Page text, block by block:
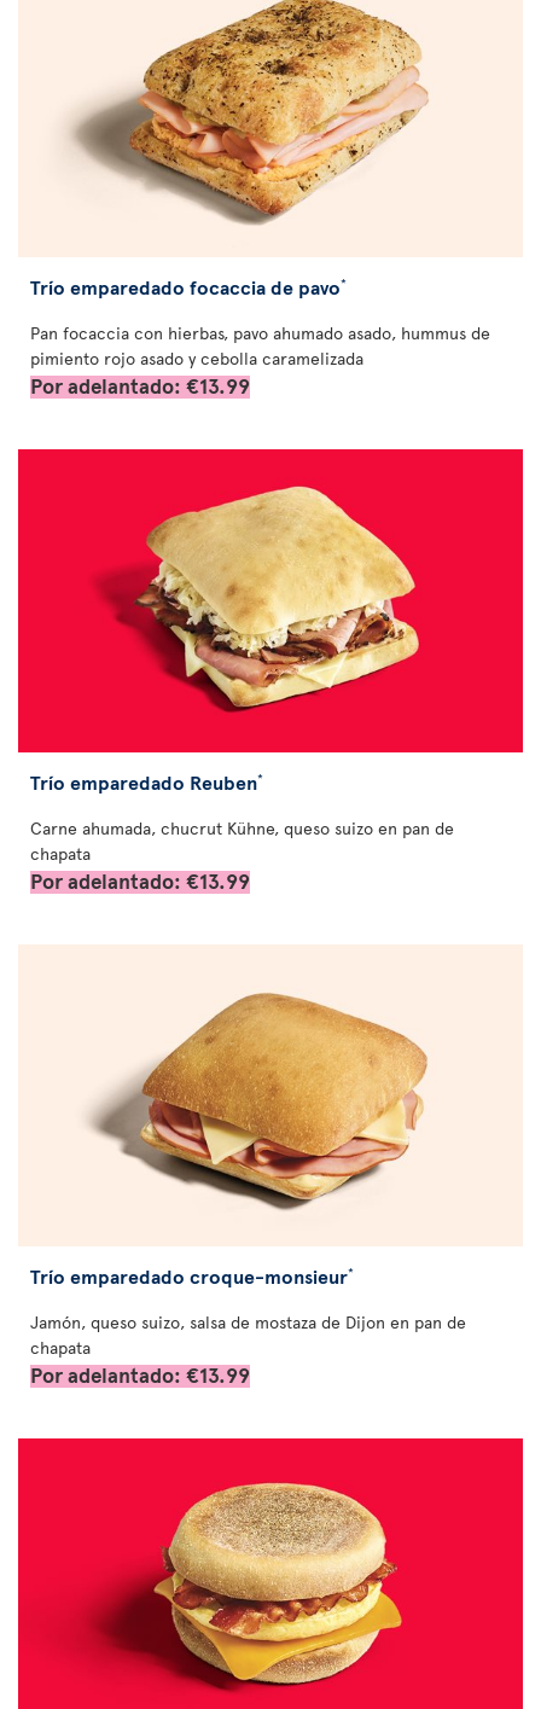
Trío emparedado focaccia de pavo*
Pan focaccia con hierbas, pavo ahumado asado, hummus de
pimiento rojo asado y cebolla caramelizada
Por adelantado: €13.99
Trío emparedado Reuben*
Carne ahumada, chucrut Kühne, queso suizo en pan de
chapata
Por adelantado: €13.99
Trío emparedado croque-monsieur*
Jamón, queso suizo, salsa de mostaza de Dijon en pan de
chapata
Por adelantado: €13.99